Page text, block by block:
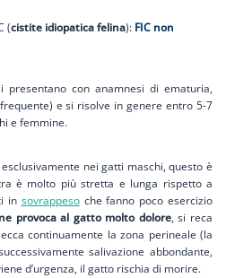
(cistite idiopatica felina): FIC non
con anamnesi di ematuria,
e si risolve in genere entro 5-7
e femmine.
nei gatti maschi, questo è
è molto più stretta e lunga rispetto a
in sovrappesoche fanno poco esercizio
provoca al gatto molto dolore, si reca
continuamente la zona perineale (la
salivazione abbondante,
d’urgenza, il gatto rischia di morire.